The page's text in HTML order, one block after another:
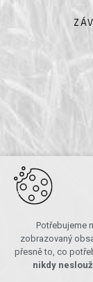
Potřebujeme
zobrazovaný
přesně to, co
nikdy